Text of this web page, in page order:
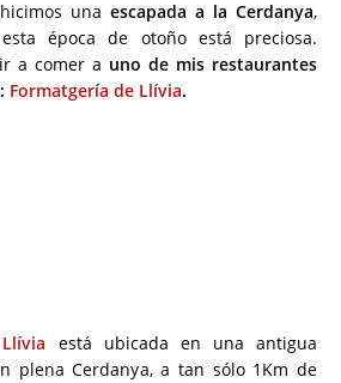
una escapada a la Cerdanya,
época de otoño está preciosa.
a comer a uno de mis restaurantes
Formatgería de Llívia.
está ubicada en una antigua
plena Cerdanya, a tan sólo 1Km de